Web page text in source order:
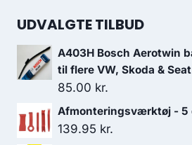
UDVALGTE TILBUD
A403H Bosch Aerotwin
til flere VW, Skoda &
85.00 kr.
Afmonteringsværktøj - 5
139.95 kr.